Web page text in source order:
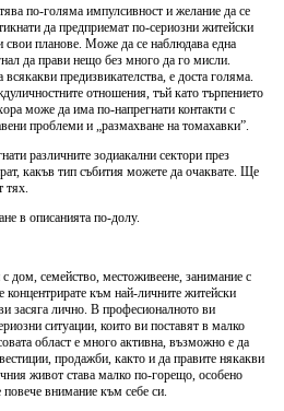
по-голяма импулсивност и желание да се
да предприемат по-сериозни житейски
свои планове. Може да се наблюдава една
да прави нещо без много да го мисли.
предизвикателства, е доста голяма.
отношения, тъй като търпението
може да има по-напрегнати контакти с
проблеми и „размахване на томахавки”.
различните зодиакални сектори през
какъв тип събития можете да очаквате. Ще
тях.
в описанията по-долу.
дом, семейство, местоживеене, занимание с
към най-личните житейски
засяга лично. В професионалното ви
ситуации, които ви поставят в малко
област е много активна, възможно е да
продажби, както и да правите някакви
живот става малко по-горещо, особено
повече внимание към себе си.